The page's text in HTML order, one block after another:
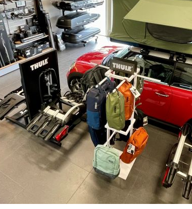
DO 3-7 DNŮ U VÁS
– +
Výrobce:
Kód produktu: